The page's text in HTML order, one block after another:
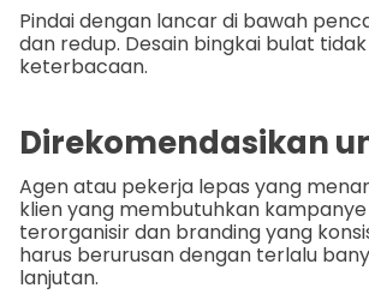
Pindai dengan lancar di bawah
dan redup. Desain bingkai bulat
keterbacaan.
Direkomendasikan
Agen atau pekerja lepas yang
klien yang membutuhkan
terorganisir dan branding yang
harus berurusan dengan terlalu
lanjutan.